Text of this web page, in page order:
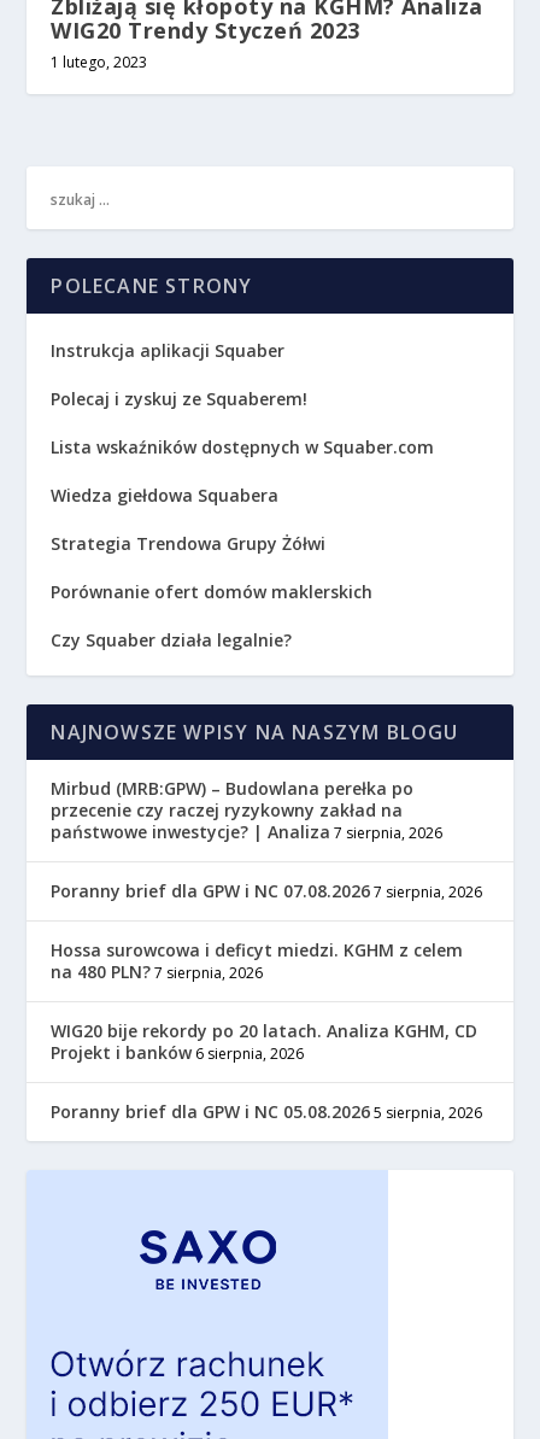
WIG20 Trendy Styczeń 2023
1 lutego, 2023
POLECANE STRONY
Instrukcja aplikacji Squaber
Polecaj i zyskuj ze Squaberem!
Lista wskaźników dostępnych w Squaber.com
Wiedza giełdowa Squabera
Strategia Trendowa Grupy Żółwi
Porównanie ofert domów maklerskich
Czy Squaber działa legalnie?
NAJNOWSZE WPISY NA NASZYM BLOGU
Mirbud (MRB:GPW) – Budowlana perełka po
przecenie czy raczej ryzykowny zakład na
państwowe inwestycje? | Analiza 7 sierpnia, 2026
Poranny brief dla GPW i NC 07.08.2026 7 sierpnia, 2026
Hossa surowcowa i deficyt miedzi. KGHM z celem
na 480 PLN? 7 sierpnia, 2026
WIG20 bije rekordy po 20 latach. Analiza KGHM, CD
Projekt i banków 6 sierpnia, 2026
Poranny brief dla GPW i NC 05.08.2026 5 sierpnia, 2026